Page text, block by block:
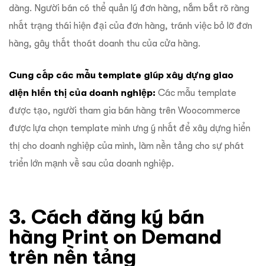
dàng. Người bán có thể quản lý đơn hàng, nắm bắt rõ ràng
nhất trạng thái hiện đại của đơn hàng, tránh việc bỏ lỡ đơn
hàng, gây thất thoát doanh thu của cửa hàng.
Cung cấp các mẫu template giúp xây dựng giao
diện hiển thị của doanh nghiệp: Các mẫu template
được tạo, người tham gia bán hàng trên Woocommerce
được lựa chọn template mình ưng ý nhất để xây dựng hiển
thị cho doanh nghiệp của mình, làm nền tảng cho sự phát
triển lớn mạnh về sau của doanh nghiệp.
3. Cách đăng ký bán
hàng Print on Demand
trên nền tảng